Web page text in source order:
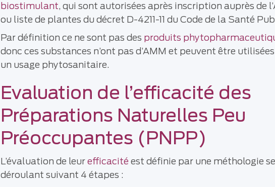
biostimulant, qui sont autorisées après inscription auprès de
ou liste de plantes du décret D-4211-11 du Code de la Santé
Par définition ce ne sont pas des produits
donc ces substances n’ont pas d’AMM et peuvent être
un usage phytosanitaire.
Evaluation de l’efficacité des
Préparations Naturelles Peu
Préoccupantes (PNPP)
L’évaluation de leurefficacité est définie par une méthologie se
déroulant suivant 4 étapes :